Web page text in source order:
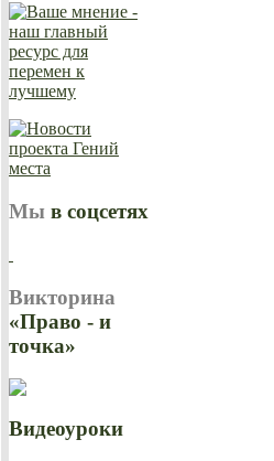
Мы в соцсетях
Викторина
«Право - и
точка»
Видеоуроки